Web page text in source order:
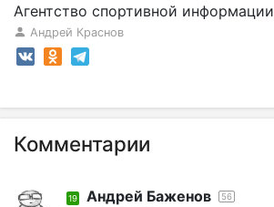
Агентство спортивной информации
Андрей Краснов
Комментарии
19 Андрей Баженов 56